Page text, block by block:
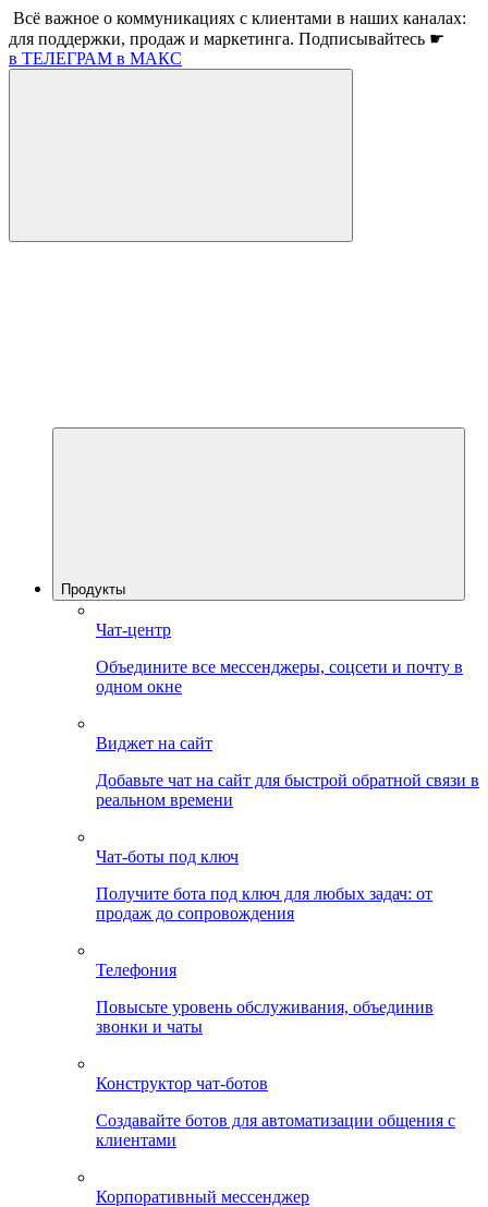
Всё важное о коммуникациях с клиентами в наших каналах:
для поддержки, продаж и маркетинга. Подписывайтесь ☛
в ТЕЛЕГРАМ в МАКС
Продукты
Чат-центр
Объедините все мессенджеры, соцсети и почту в
одном окне
Виджет на сайт
Добавьте чат на сайт для быстрой обратной связи в
реальном времени
Чат-боты под ключ
Получите бота под ключ для любых задач: от
продаж до сопровождения
Телефония
Повысьте уровень обслуживания, объединив
звонки и чаты
Конструктор чат-ботов
Создавайте ботов для автоматизации общения с
клиентами
Корпоративный мессенджер